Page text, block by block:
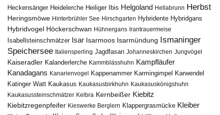
Heckensänger Heidelerche Heiliger Ibis Helgoland Hellabrunn Herbst
Heringsmöwe Hinterbrühler See Hirschgarten Hybridente Hybridgans
Hybridvogel Höckerschwan Hühnergans Irantrauermeise
Isabellsteinschmätzer Isar Isarmoos Isarmündung Ismaninger
Speichersee Italiensperling Jagdfasan Johanneskirchen Jungvögel
Kaiseradler Kalanderlerche Kammblässhuhn Kampfläufer
Kanadagans Kanarienvogel Kappenammer Karmingimpel Karwendel
Katinger Watt Kaukasus Kaukasusbirkhuhn Kaukasuskönigshuhn
Kaukasussteinschmätzer Kelbra Kernbeißer Kiebitz
Kiebitzregenpfeifer Kieswerke Berglern Klappergrasmücke Kleiber